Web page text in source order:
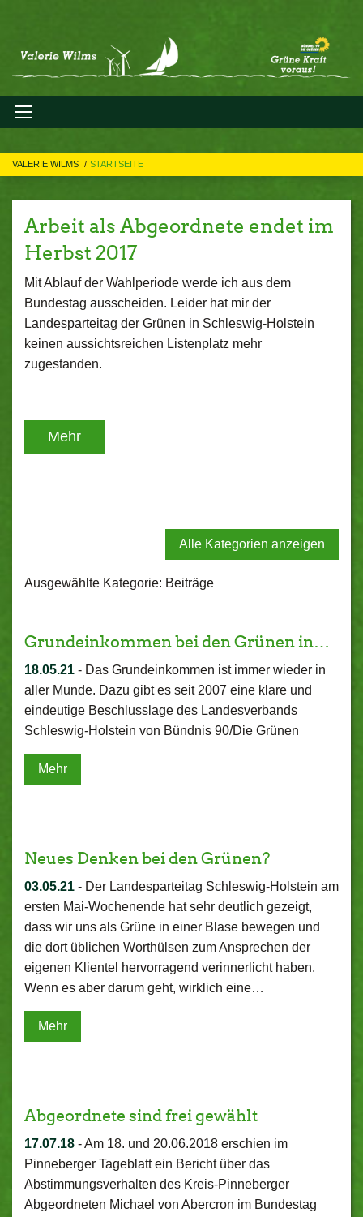
VALERIE WILMS STARTSEITE
Arbeit als Abgeordnete endet im
Herbst 2017
Mit Ablauf der Wahlperiode werde ich aus dem
Bundestag ausscheiden. Leider hat mir der
Landesparteitag der Grünen in Schleswig-Holstein
keinen aussichtsreichen Listenplatz mehr
zugestanden.
Mehr
Alle Kategorien anzeigen
Ausgewählte Kategorie: Beiträge
Grundeinkommen bei den Grünen in…
18.05.21 - Das Grundeinkommen ist immer wieder in
aller Munde. Dazu gibt es seit 2007 eine klare und
eindeutige Beschlusslage des Landesverbands
Schleswig-Holstein von Bündnis 90/Die Grünen
Mehr
Neues Denken bei den Grünen?
03.05.21 - Der Landesparteitag Schleswig-Holstein am
ersten Mai-Wochenende hat sehr deutlich gezeigt,
dass wir uns als Grüne in einer Blase bewegen und
die dort üblichen Worthülsen zum Ansprechen der
eigenen Klientel hervorragend verinnerlicht haben.
Wenn es aber darum geht, wirklich eine…
Mehr
Abgeordnete sind frei gewählt
17.07.18 -Am 18. und 20.06.2018 erschien im
Pinneberger Tageblatt ein Bericht über das
Abstimmungsverhalten des Kreis-Pinneberger
Abgeordneten Michael von Abercron im Bundestag